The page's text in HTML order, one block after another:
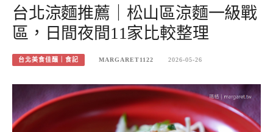
台北涼麵推薦｜松山區涼麵一級戰
區，日間夜間11家比較整理
台北美食佳釀｜食記 MARGARET1122 2026-05-26